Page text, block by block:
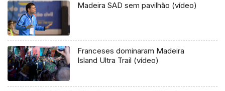
Madeira SAD sem pavilhão (vídeo)
Franceses dominaram Madeira
Island Ultra Trail (vídeo)